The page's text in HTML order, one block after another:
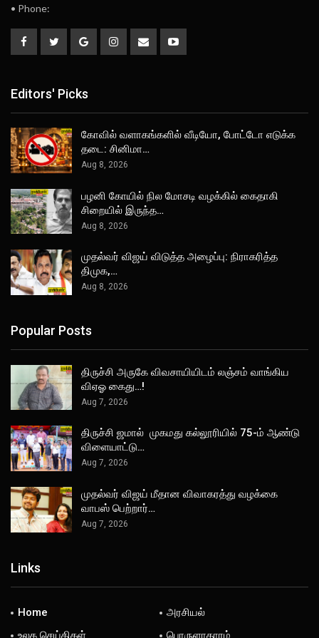
• Phone:
Editors' Picks
கோவில் வளாகங்களில் வீடியோ, போட்டோ எடுக்க
தடை: சினிமா…
Aug 8, 2026
பழனி கோயில் நில மோசடி வழக்கில் கைதாகி
சிறையில் இருந்த…
Aug 8, 2026
முதல்வர் விஜய் விடுத்த அழைப்பு: நிராகரித்த
திமுக,…
Aug 8, 2026
Popular Posts
திருச்சி அருகே விவசாயியிடம் லஞ்சம் வாங்கிய
விஏஓ கைது…!
Aug 7, 2026
திருச்சி ஜமால் முகமது கல்லூரியில் 75-ம் ஆண்டு
விளையாட்டு…
Aug 7, 2026
முதல்வர் விஜய் மீதான விவாகரத்து வழக்கை
வாபஸ் பெற்றார்…
Aug 7, 2026
Links
Home
அரசியல்
உலக செய்திகள்
பொருளாதாரம்